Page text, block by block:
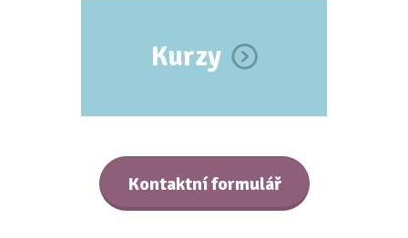
Kurzy
Kontaktní formulář